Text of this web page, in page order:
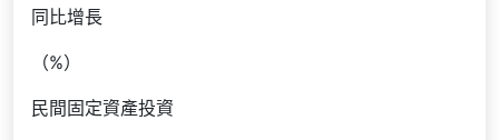
同比增長
（%）
民間固定資產投資